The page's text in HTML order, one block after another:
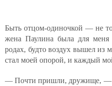
Быть отцом-одиночкой — не
жена Паулина была для
родах, будто воздух вышел из
стал моей опорой, и каждый
— Почти пришли, дружище, —